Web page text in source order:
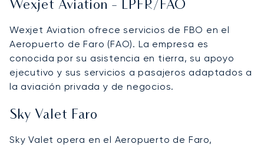
Wexjet Aviation - LPFR/FAO
Wexjet Aviation ofrece servicios de FBO en el
Aeropuerto de Faro (FAO). La empresa es
conocida por su asistencia en tierra, su apoyo
ejecutivo y sus servicios a pasajeros adaptados a
la aviación privada y de negocios.
Sky Valet Faro
Sky Valet opera en el Aeropuerto de Faro,